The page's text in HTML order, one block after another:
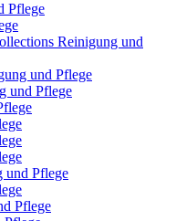
Pflege
Reinigung und
und Pflege
und Pflege
und Pflege
Pflege